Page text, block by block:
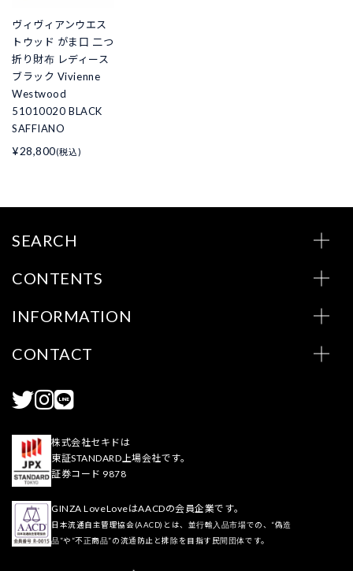
ヴィヴィアンウエス
トウッド がま口 二つ
折り財布 レディース
ブラック Vivienne
Westwood
51010020 BLACK
SAFFIANO
¥28,800(税込)
SEARCH
CONTENTS
INFORMATION
CONTACT
株式会社セキドは
東証STANDARD上場会社です。
証券コード 9878
GINZA LoveLoveはAACDの会員企業です。
日本流通自主管理協会(AACD)とは、並行輸入品市場での、“偽造
品”や“不正商品”の流通防止と排除を目指す民間団体です。